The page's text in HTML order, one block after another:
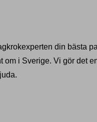
din bästa
i Sverige. Vi gör det